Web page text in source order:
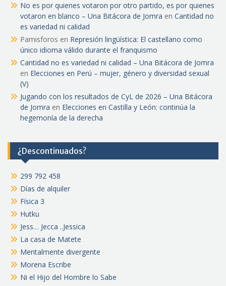
No es por quienes votaron por otro partido, es por quienes
votaron en blanco – Una Bitácora de Jomra en Cantidad no
es variedad ni calidad
Pamisforos en Represión lingüística: El castellano como
único idioma válido durante el franquismo
Cantidad no es variedad ni calidad – Una Bitácora de Jomra
en Elecciones en Perú – mujer, género y diversidad sexual
(V)
Jugando con los resultados de CyL de 2026 – Una Bitácora
de Jomra en Elecciones en Castilla y León: continúa la
hegemonía de la derecha
¿Descontinuados?
299 792 458
Días de alquiler
Física 3
Hutku
Jess… Jecca ..Jessica
La casa de Matete
Mentalmente divergente
Morena Escribe
Ni el Hijo del Hombre lo Sabe